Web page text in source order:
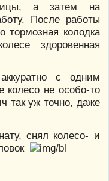
а затем на
После работы
тормозная колодка
здоровенная
с одним
колесо не особо-то
так уж точно, даже
снял колесо- и